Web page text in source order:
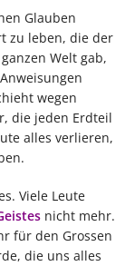
Glauben
zu leben, die der
Welt gab,
wegen
die jeden Erdteil
alles verlieren,
Viele Leute
nicht mehr.
für den Grossen
die uns alles